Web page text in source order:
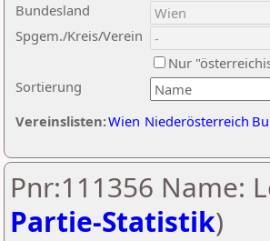
Sortierung
Bundesland
Spgem./Kreis/Verein
Nur
Vereinslisten:Wien Niederösterreich
Pnr:111356 Name:
Partie-Statistik)